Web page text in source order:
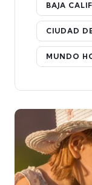
BAJA
CIUDAD
MUNDO